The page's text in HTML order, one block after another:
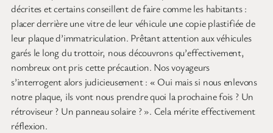
décrites et certains conseillent de faire comme les habitants :
placer derrière une vitre de leur véhicule une copie plastifiée de
leur plaque d’immatriculation. Prêtant attention aux véhicules
garés le long du trottoir, nous découvrons qu’effectivement,
nombreux ont pris cette précaution. Nos voyageurs
s’interrogent alors judicieusement : « Oui mais si nous enlevons
notre plaque, ils vont nous prendre quoi la prochaine fois ? Un
rétroviseur ? Un panneau solaire ? ». Cela mérite effectivement
réflexion.